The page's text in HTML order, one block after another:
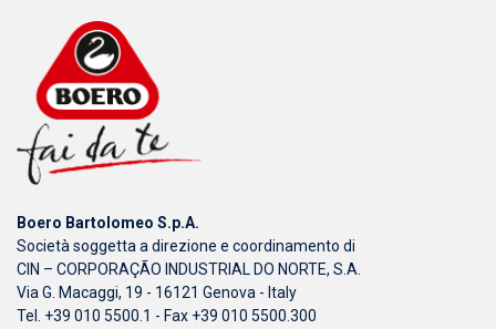
Boero Bartolomeo S.p.A.
Società soggetta a direzione e coordinamento di
CIN – CORPORAÇÃO INDUSTRIAL DO NORTE, S.A.
Via G. Macaggi, 19 - 16121 Genova - Italy
Tel. +39 010 5500.1 - Fax +39 010 5500.300